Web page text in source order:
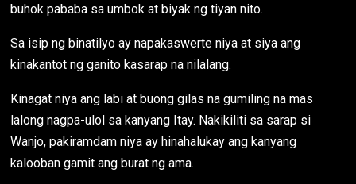
buhok pababa sa umbok at biyak ng tiyan nito.
Sa isip ng binatilyo ay napakaswerte niya at siya ang
kinakantot ng ganito kasarap na nilalang.
Kinagat niya ang labi at buong gilas na gumiling na mas
lalong nagpa-ulol sa kanyang Itay. Nakikiliti sa sarap si
Wanjo, pakiramdam niya ay hinahalukay ang kanyang
kalooban gamit ang burat ng ama.